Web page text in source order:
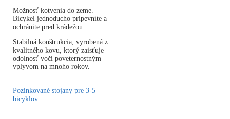
Možnosť kotvenia do zeme.
Bicykel jednoducho pripevníte a
ochránite pred krádežou.
Stabilná konštrukcia, vyrobená z
kvalitného kovu, ktorý zaisťuje
odolnosť voči poveternostným
vplyvom na mnoho rokov.
Pozinkované stojany pre 3-5
bicyklov